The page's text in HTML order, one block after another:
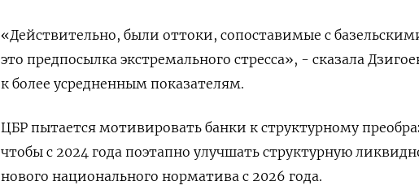
«Действительно, были оттоки, сопоставимые с
это предпосылка экстремального стресса», - сказала
к более усредненным показателям.
ЦБР пытается мотивировать банки к структурному
чтобы с 2024 года поэтапно улучшать структурную
нового национального норматива с 2026 года.